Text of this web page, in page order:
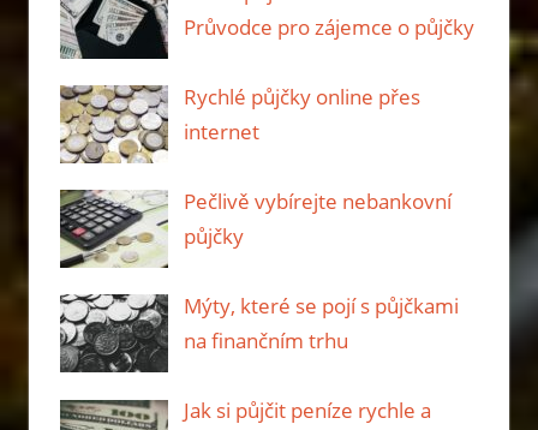
Průvodce pro zájemce o půjčky
Rychlé půjčky online přes
internet
Pečlivě vybírejte nebankovní
půjčky
Mýty, které se pojí s půjčkami
na finančním trhu
Jak si půjčit peníze rychle a